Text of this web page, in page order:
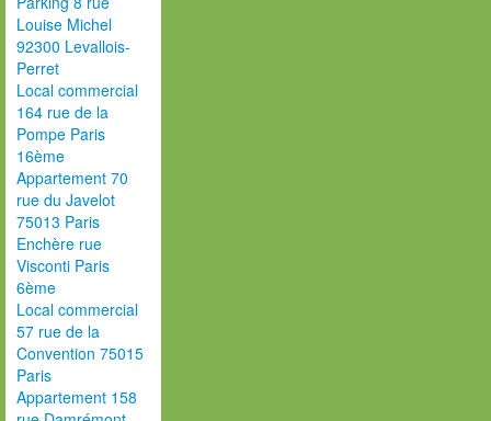
Louise Michel
92300 Levallois-
Perret
Local commercial
164 rue de la
Pompe Paris
16ème
Appartement 70
rue du Javelot
75013 Paris
Enchère rue
Visconti Paris
6ème
Local commercial
57 rue de la
Convention 75015
Paris
Appartement 158